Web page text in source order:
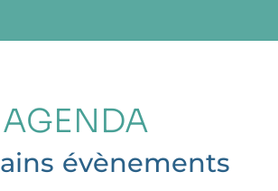
AGENDA
évènements